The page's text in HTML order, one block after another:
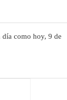
día como hoy, 9 de